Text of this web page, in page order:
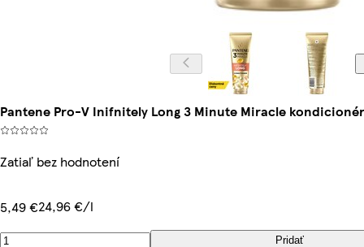
Pantene Pro-V Inifnitely Long 3 Minute Miracle
Zatiaľ bez hodnotení
5,49 €24,96 €/l
Pridať